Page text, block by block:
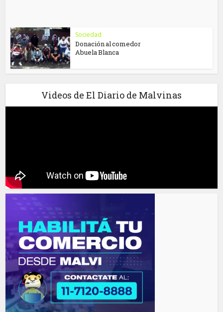
Sociedad
Donación al comedor
Abuela Blanca
Videos de El Diario de Malvinas